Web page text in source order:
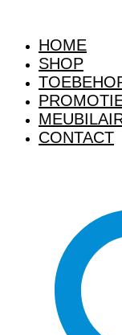
HOME
SHOP
CONTACT